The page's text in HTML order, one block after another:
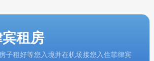
租房
子租好等您入境并在机场接您入住菲律宾